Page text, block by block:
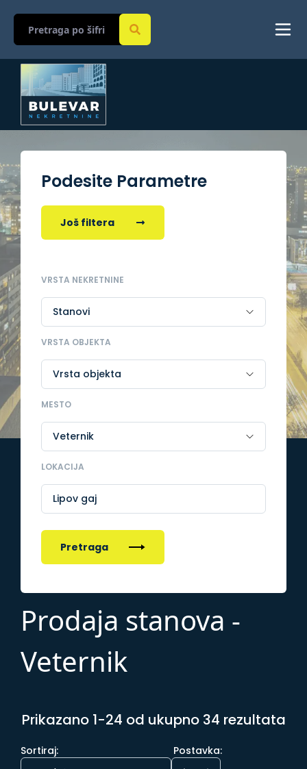
Podesite Parametre
Još filtera
VRSTA NEKRETNINE
VRSTA OBJEKTA
MESTO
LOKACIJA
Lipov gaj
Pretraga
Prodaja stanova -
Veternik
Prikazano 1-24 od ukupno 34 rezultata
Postavka:
Sortiraj: